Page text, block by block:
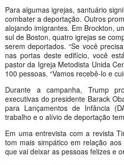
Para algumas igrejas, santuário
combater a deportação. Outros
alojando imigrantes. Em Brockton,
sul de Boston, quatro igrejas se
serem deportados. “Se você
nas portas deste edifício, você
pastor da Igreja Metodista Unida
100 pessoas. “Vamos recebê-lo e
Durante a campanha, Trump
executivas do presidente Barack
para Lançamentos de Infância
trabalho e o alívio de deportação
Em uma entrevista com a revista
tom mais simpático em relação
que vai deixar as pessoas felizes e